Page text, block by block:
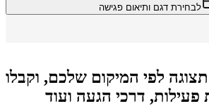
דגם ותיאום פגישה
לפי המיקום שלכם, וקבלו
דרכי הגעה ועוד